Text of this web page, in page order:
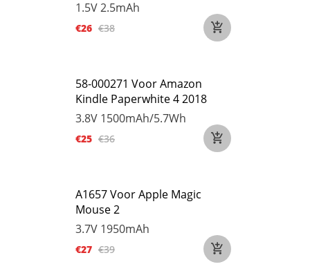
1.5V2.5mAh
€26 €38
58-000271 Voor Amazon
Kindle Paperwhite 4 2018
3.8V 1500mAh/5.7Wh
€25 €36
A1657 Voor Apple Magic
Mouse 2
3.7V 1950mAh
€27 €39